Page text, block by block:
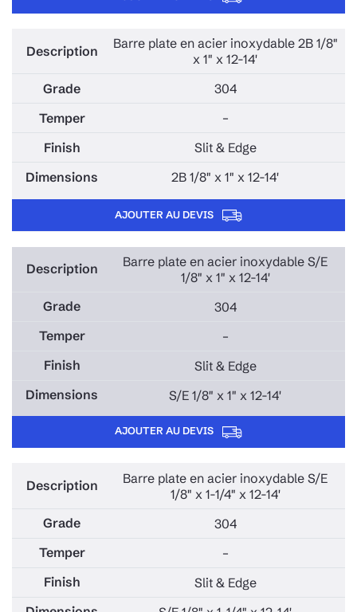
Barre plate en acier inoxydable 2B 1/8"
x 1" x 12-14'
304
–
Slit & Edge
2B 1/8" x 1" x 12-14'
AJOUTER AU DEVIS
Barre plate en acier inoxydable S/E
1/8" x 1" x 12-14'
304
–
Slit & Edge
S/E 1/8" x 1" x 12-14'
AJOUTER AU DEVIS
Barre plate en acier inoxydable S/E
1/8" x 1-1/4" x 12-14'
304
–
Slit & Edge